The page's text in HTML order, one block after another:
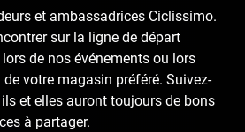
et ambassadrices Ciclissimo.
sur la ligne de départ
lors de nos événements ou lors
de votre magasin préféré. Suivez-
ils et elles auront toujours de bons
à partager.